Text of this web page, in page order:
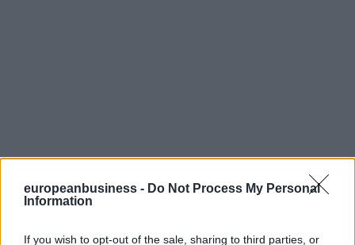
europeanbusiness - Do Not Process My Personal
Information
If you wish to opt-out of the sale, sharing to third parties, or